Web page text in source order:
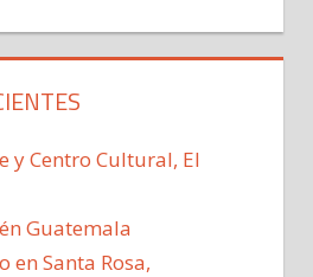
y Centro Cultural, El
Guatemala
en Santa Rosa,